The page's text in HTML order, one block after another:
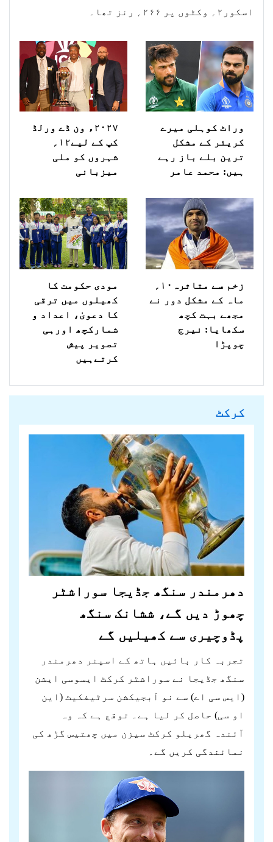
اسکور۲؍ وکٹوں پر ۲۶۶؍ رنز تھا۔
وراٹ کوہلی میرے
کریئر کے مشکل
ترین بلے باز رہے
ہیں: محمد عامر
۲۰۲۷ء ون ڈے ورلڈ
کپ کے لیے۱۲؍
شہروں کو ملی
میزبانی
زخم سے متاثرہ۱۰؍
ماہ کے مشکل دور نے
مجھے بہت کچھ
سکھایا: نیرج
چوپڑا
مودی حکومت کا
کھیلوں میں ترقی
کا دعویٰ، اعداد و
شمارکچھ اورہی
تصویر پیش
کرتےہیں
کرکٹ
دھرمندر سنگھ جڈیجا سوراشٹر
چھوڑ دیں گے، ششانک سنگھ
پڈوچیری سے کھیلیں گے
تجربہ کار بائیں ہاتھ کے اسپنر دھرمندر
سنگھ جڈیجا نے سوراشٹر کرکٹ ایسوسی ایشن
(ایس سی اے) سے نو آبجیکشن سرٹیفکیٹ (این
او سی) حاصل کر لیا ہے۔ توقع ہے کہ وہ
آئندہ گھریلو کرکٹ سیزن میں چھتیس گڑھ کی
نمائندگی کریں گے۔